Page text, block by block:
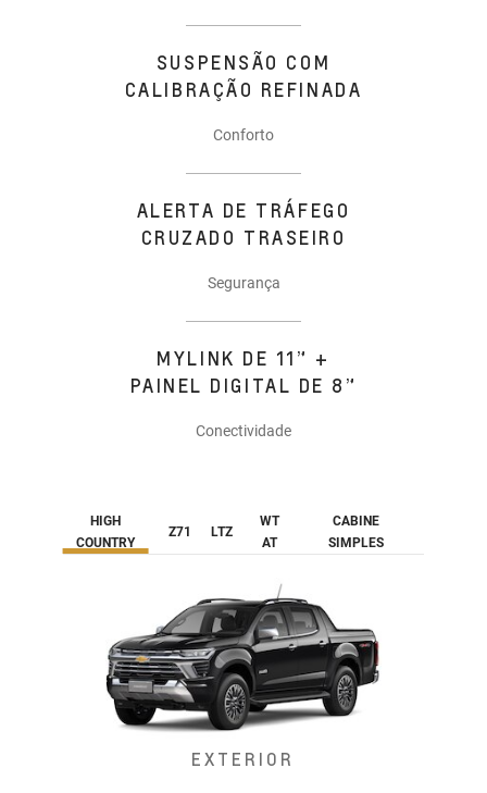
SUSPENSÃO COM
CALIBRAÇÃO REFINADA
Conforto
ALERTA DE TRÁFEGO
CRUZADO TRASEIRO
Segurança
MYLINK DE 11” +
PAINEL DIGITAL DE 8”
Conectividade
HIGH
COUNTRY
Z71 LTZ
WT
AT
CABINE
SIMPLES
EXTERIOR